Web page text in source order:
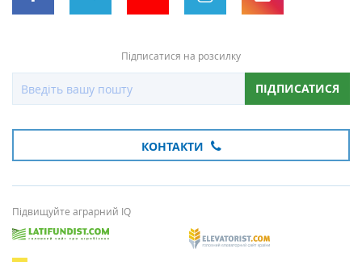
Підписатися на розсилку
ПІДПИСАТИСЯ
КОНТАКТИ
Підвищуйте аграрний IQ